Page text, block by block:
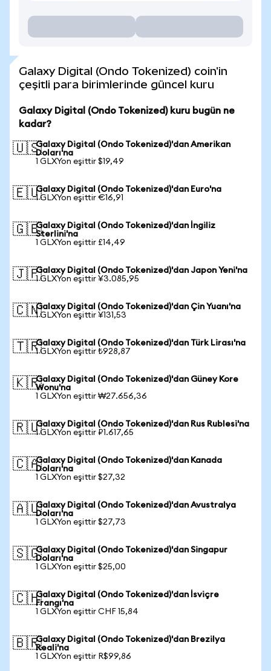
Galaxy Digital (Ondo Tokenized) coin'in
çeşitli para birimlerinde güncel kuru
Galaxy Digital (Ondo Tokenized) kuru bugün ne
kadar?
🇺🇸Galaxy Digital (Ondo Tokenized)'dan Amerikan
Doları'na
1 GLXYon eşittir $19,49
🇪🇺Galaxy Digital (Ondo Tokenized)'dan Euro'na
1 GLXYon eşittir €16,91
🇬🇧Galaxy Digital (Ondo Tokenized)'dan İngiliz
Sterlini'na
1 GLXYon eşittir £14,49
🇯🇵Galaxy Digital (Ondo Tokenized)'dan Japon Yeni'na
1 GLXYon eşittir ¥3.085,95
🇨🇳Galaxy Digital (Ondo Tokenized)'dan Çin Yuanı'na
1 GLXYon eşittir ¥131,53
🇹🇷Galaxy Digital (Ondo Tokenized)'dan Türk Lirası'na
1 GLXYon eşittir ₺928,87
🇰🇷Galaxy Digital (Ondo Tokenized)'dan Güney Kore
Wonu'na
1 GLXYon eşittir ₩27.656,36
🇷🇺Galaxy Digital (Ondo Tokenized)'dan Rus Rublesi'na
1 GLXYon eşittir ₽1.617,65
🇨🇦Galaxy Digital (Ondo Tokenized)'dan Kanada
Doları'na
1 GLXYon eşittir $27,32
🇦🇺Galaxy Digital (Ondo Tokenized)'dan Avustralya
Doları'na
1 GLXYon eşittir $27,73
🇸🇬Galaxy Digital (Ondo Tokenized)'dan Singapur
Doları'na
1 GLXYon eşittir $25,00
🇨🇭Galaxy Digital (Ondo Tokenized)'dan İsviçre
Frangı'na
1 GLXYon eşittir CHF 15,84
🇧🇷Galaxy Digital (Ondo Tokenized)'dan Brezilya
Reali'na
1 GLXYon eşittir R$99,86